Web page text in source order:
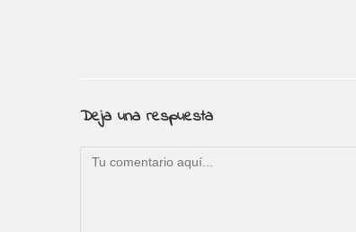
Deja una respuesta
Comentario